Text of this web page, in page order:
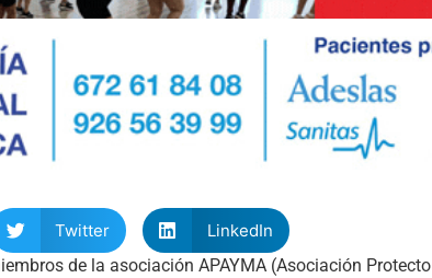
Twitter
LinkedIn
de la asociación APAYMA (Asociación